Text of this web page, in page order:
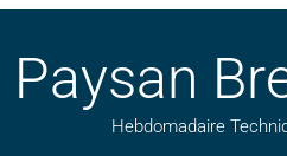
Paysan
Hebdomadaire